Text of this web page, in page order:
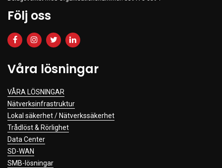
Office Supplies
Network Equipment
Printers & Accessories
Beauty & Healthcare
Software
Service & Support
Följ oss
Våra lösningar
VÅRA LÖSNINGAR
Nätverksinfrastruktur
Lokal säkerhet / Nätverkssäkerhet
Trådlöst & Rörlighet
Data Center
SD-WAN
SMB-lösningar